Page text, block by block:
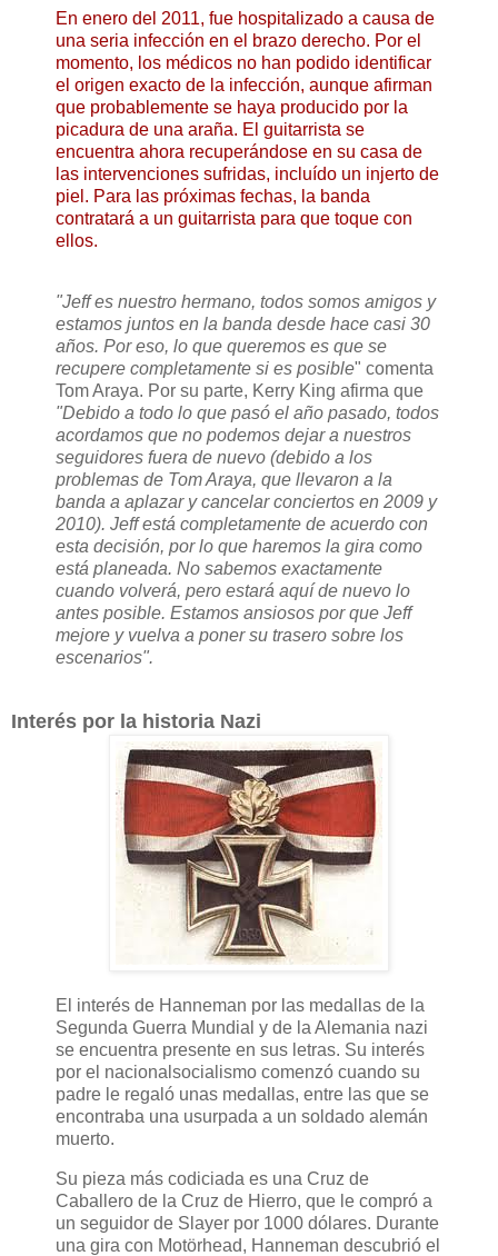
En enero del 2011, fue hospitalizado a causa de
una seria infección en el brazo derecho. Por el
momento, los médicos no han podido identificar
el origen exacto de la infección, aunque afirman
que probablemente se haya producido por la
picadura de una araña. El guitarrista se
encuentra ahora recuperándose en su casa de
las intervenciones sufridas, incluído un injerto de
piel. Para las próximas fechas, la banda
contratará a un guitarrista para que toque con
ellos.
"Jeff es nuestro hermano, todos somos amigos y
estamos juntos en la banda desde hace casi 30
años. Por eso, lo que queremos es que se
recupere completamente si es posible" comenta
Tom Araya. Por su parte, Kerry King afirma que
"Debido a todo lo que pasó el año pasado, todos
acordamos que no podemos dejar a nuestros
seguidores fuera de nuevo (debido a los
problemas de Tom Araya, que llevaron a la
banda a aplazar y cancelar conciertos en 2009 y
2010). Jeff está completamente de acuerdo con
esta decisión, por lo que haremos la gira como
está planeada. No sabemos exactamente
cuando volverá, pero estará aquí de nuevo lo
antes posible. Estamos ansiosos por que Jeff
mejore y vuelva a poner su trasero sobre los
escenarios".
Interés por la historia Nazi
El interés de Hanneman por las medallas de la
Segunda Guerra Mundial y de la Alemania nazi
se encuentra presente en sus letras. Su interés
por el nacionalsocialismo comenzó cuando su
padre le regaló unas medallas, entre las que se
encontraba una usurpada a un soldado alemán
muerto.
Su pieza más codiciada es una Cruz de
Caballero de la Cruz de Hierro, que le compró a
un seguidor de Slayer por 1000 dólares. Durante
una gira con Motörhead, Hanneman descubrió el